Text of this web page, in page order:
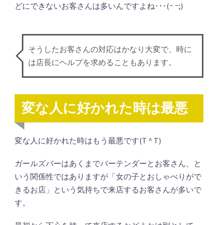
どにできないお客さんは多いんですよね･･･(ｰ ｰ;)
そうしたお客さんの対応はかなり大変で、時に
は店長にヘルプを求めることもあります。
変な人に好かれた時は最悪
変な人に好かれた時はもう最悪です(T ^ T)
ガールズバーはあくまでバーテンダーとお客さん、と
いう関係性ではありますが「女の子とおしゃべりがで
きるお店」という気持ちで来店するお客さんが多いで
す。